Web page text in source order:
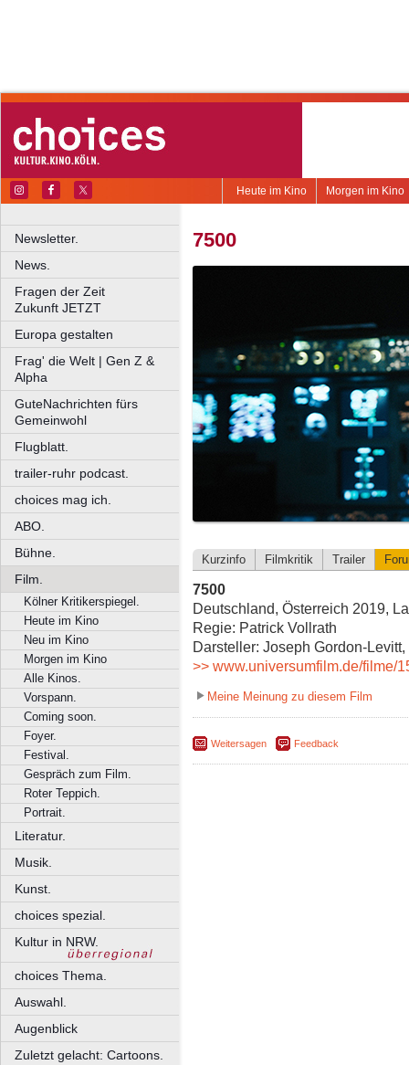
Morgen im Kino
Heute im Kino
Newsletter.
News.
Fragen der Zeit
Zukunft JETZT
Europa gestalten
Frag' die Welt | Gen Z &
Alpha
GuteNachrichten fürs
Gemeinwohl
Flugblatt.
trailer-ruhr podcast.
choices mag ich.
ABO.
Bühne.
Film.
Kölner Kritikerspiegel.
Heute im Kino
Neu im Kino
Morgen im Kino
Alle Kinos.
Vorspann.
Coming soon.
Foyer.
Festival.
Gespräch zum Film.
Roter Teppich.
Portrait.
Literatur.
Musik.
Kunst.
choices spezial.
Kultur in NRW.
choices Thema.
Auswahl.
Augenblick
Zuletzt gelacht: Cartoons.
7500
Kurzinfo Filmkritik Trailer
7500
Deutschland, Österreich 2019,
Regie: Patrick Vollrath
Darsteller: Joseph Gordon-
>> www.universumfilm.de/filme/
Meine Meinung zu diesem Film
Weitersagen Feedback